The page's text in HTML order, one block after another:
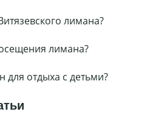
лимана?
лимана?
для отдыха с детьми?